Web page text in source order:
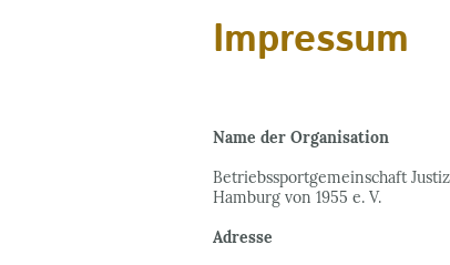
Impressum
Name der Organisation
Betriebssportgemeinschaft
Hamburg von 1955 e. V.
Adresse